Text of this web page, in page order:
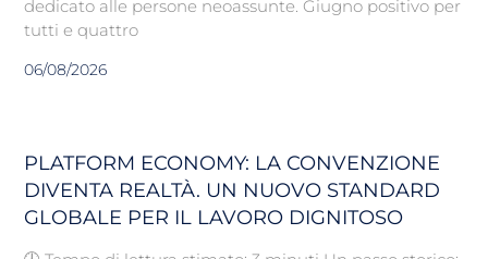
dedicato alle persone neoassunte. Giugno positivo per
tutti e quattro
06/08/2026
PLATFORM ECONOMY: LA CONVENZIONE
DIVENTA REALTÀ. UN NUOVO STANDARD
GLOBALE PER IL LAVORO DIGNITOSO